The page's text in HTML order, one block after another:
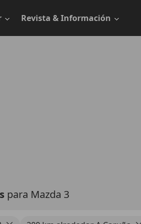
Revista & Información
para Mazda 3